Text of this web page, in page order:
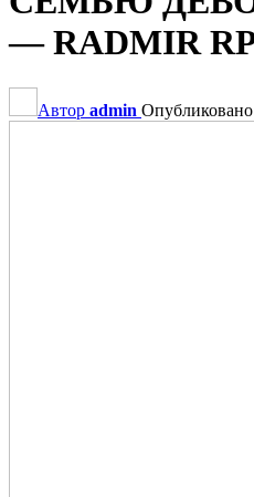
— RADMIR
Автор admin Опубликовано